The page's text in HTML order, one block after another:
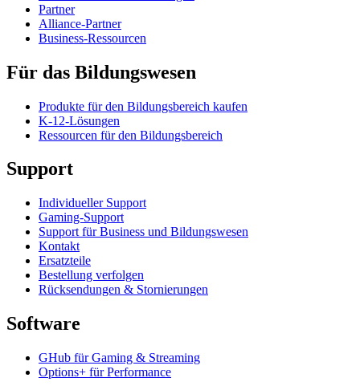
Partner
Alliance-Partner
Business-Ressourcen
Für das Bildungswesen
Produkte für den Bildungsbereich kaufen
K-12-Lösungen
Ressourcen für den Bildungsbereich
Support
Individueller Support
Gaming-Support
Support für Business und Bildungswesen
Kontakt
Ersatzteile
Bestellung verfolgen
Rücksendungen & Stornierungen
Software
GHub für Gaming & Streaming
Options+ für Performance